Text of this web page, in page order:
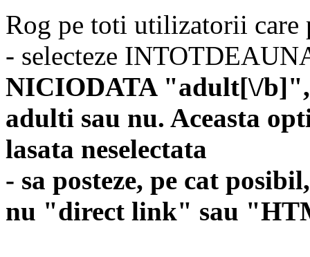
Rog pe toti utilizatorii care
- selecteze
NICIODATA "adult[\/b]",
adulti sau nu. Aceasta
lasata neselectata
- sa posteze, pe cat
nu "direct link" sau